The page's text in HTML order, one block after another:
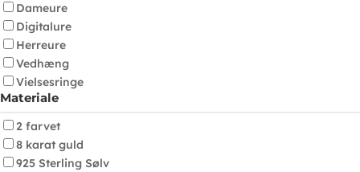
Dameure
Digitalure
Herreure
Vedhæng
Vielsesringe
Materiale
2 farvet
8 karat guld
925 Sterling Sølv